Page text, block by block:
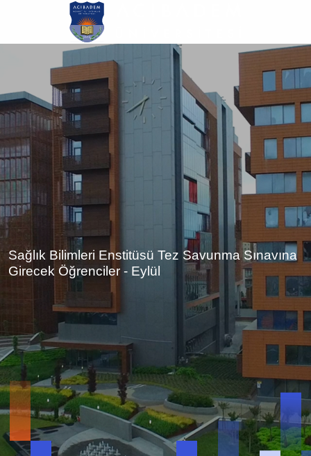
atla
Sağlık Bilimleri Enstitüsü Tez Savunma Sınavına
Girecek Öğrenciler - Eylül